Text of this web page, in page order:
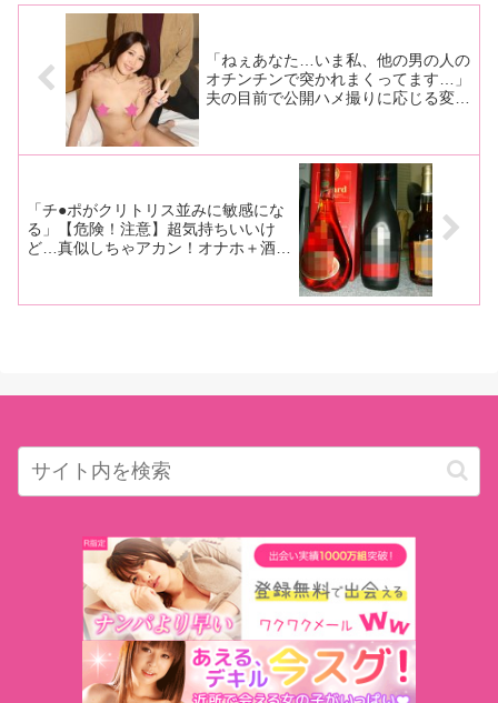
も珍しいニコ生番組・トイズハ
ートプレゼンツ「私がオタクな
ばっかりに」。9
あり】
「ねぇあなた…いま私、他の男の人の
オチンチンで突かれまくってます…」
夫の目前で公開ハメ撮りに応じる変態
「チ●ポがクリトリス並みに敏感にな
る」【危険！注意】超気持ちいいけ
ど…真似しちゃアカン！オナホ＋酒の
実話大報編集部）